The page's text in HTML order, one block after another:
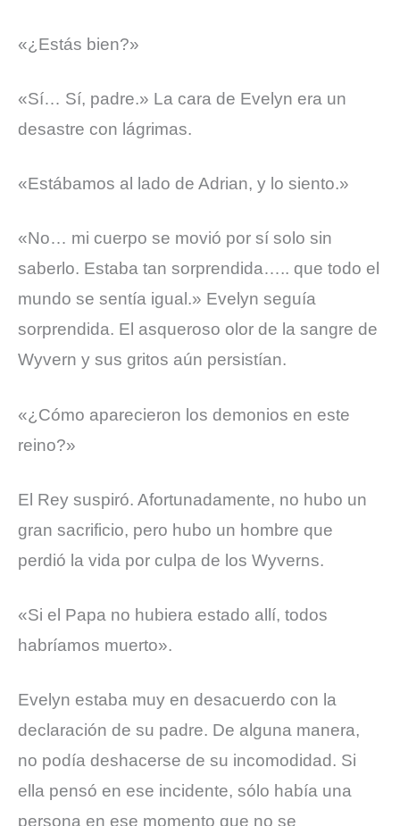
«¿Estás bien?»
«Sí… Sí, padre.» La cara de Evelyn era un
desastre con lágrimas.
«Estábamos al lado de Adrian, y lo siento.»
«No… mi cuerpo se movió por sí solo sin
saberlo. Estaba tan sorprendida….. que todo el
mundo se sentía igual.» Evelyn seguía
sorprendida. El asqueroso olor de la sangre de
Wyvern y sus gritos aún persistían.
«¿Cómo aparecieron los demonios en este
reino?»
El Rey suspiró. Afortunadamente, no hubo un
gran sacrificio, pero hubo un hombre que
perdió la vida por culpa de los Wyverns.
«Si el Papa no hubiera estado allí, todos
habríamos muerto».
Evelyn estaba muy en desacuerdo con la
declaración de su padre. De alguna manera,
no podía deshacerse de su incomodidad. Si
ella pensó en ese incidente, sólo había una
persona en ese momento que no se